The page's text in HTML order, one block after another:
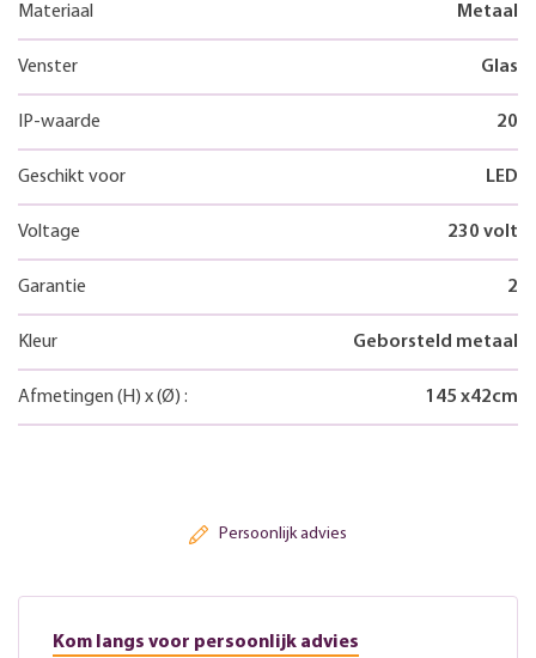
Materiaal Metaal
Venster Glas
IP-waarde 20
Geschikt voor LED
Voltage 230 volt
Garantie 2
Kleur Geborsteld metaal
Afmetingen (H) x(Ø) : 145 x42cm
Persoonlijk advies
Kom langs voor persoonlijk advies